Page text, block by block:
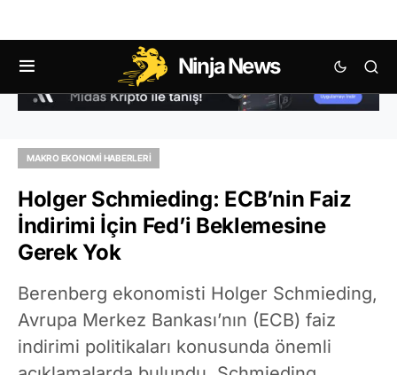
Ninja News
MAKRO EKONOMI HABERLERI
Holger Schmieding: ECB’nin Faiz
İndirimi İçin Fed’i Beklemesine
Gerek Yok
Berenberg ekonomisti Holger Schmieding,
Avrupa Merkez Bankası’nın (ECB) faiz
indirimi politikaları konusunda önemli